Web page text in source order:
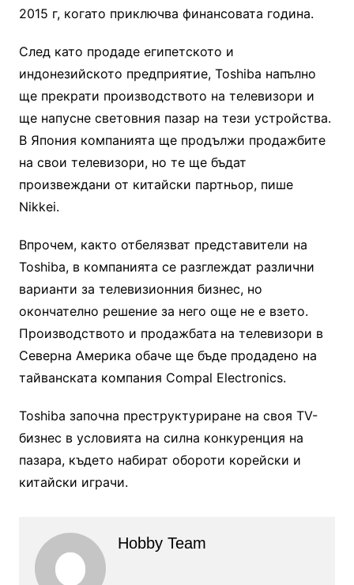
2015 г, когато приключва финансовата година.
След като продаде египетското и
индонезийското предприятие, Toshiba напълно
ще прекрати производството на телевизори и
ще напусне световния пазар на тези устройства.
В Япония компанията ще продължи продажбите
на свои телевизори, но те ще бъдат
произвеждани от китайски партньор, пише
Nikkei.
Впрочем, както отбелязват представители на
Toshiba, в компанията се разглеждат различни
варианти за телевизионния бизнес, но
окончателно решение за него още не е взето.
Производството и продажбата на телевизори в
Северна Америка обаче ще бъде продадено на
тайванската компания Compal Electronics.
Toshiba започна преструктуриране на своя TV-
бизнес в условията на силна конкуренция на
пазара, където набират обороти корейски и
китайски играчи.
Hobby Team